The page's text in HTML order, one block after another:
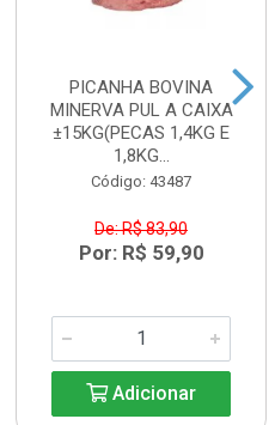
PICANHA BOVINA
MINERVA PUL A CAIXA
±15KG(PECAS 1,4KG E
1,8KG...
Código: 43487
De: R$ 83,90
Por: R$ 59,90
Adicionar